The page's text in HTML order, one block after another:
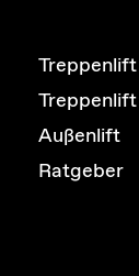
Außenlift
Ratgeber